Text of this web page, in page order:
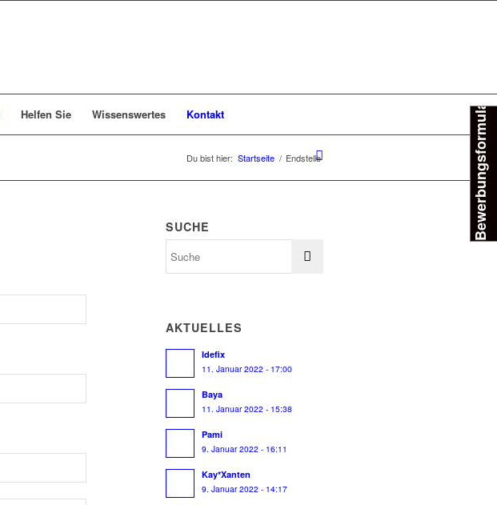
Helfen Sie Wissenswertes Kontakt
Du bist hier: Startseite / Endstelle
SUCHE
AKTUELLES
Idefix
11. Januar 2022 - 17:00
Baya
11. Januar 2022 - 15:38
Pami
9. Januar 2022 - 16:11
Kay*Xanten
9. Januar 2022 - 14:17
Bewerbungsformular